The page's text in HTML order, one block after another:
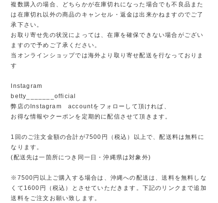
複数購入の場合、どちらかが在庫切れになった場合でも不良品また
は在庫切れ以外の商品のキャンセル・返金は出来かねますのでご了
承下さい。
お取り寄せ先の状況によっては、在庫を確保できない場合がござい
ますので予めご了承ください。
当オンラインショップでは海外より取り寄せ配送を行なっておりま
す
Instagram
betty_______official
弊店のInstagram accountをフォローして頂ければ、
お得な情報やクーポンを定期的に配信させて頂きます。
1回のご注文金額の合計が7500円（税込）以上で、配送料は無料に
なります。
(配送先は一箇所につき同一日・沖縄県は対象外)
※7500円以上ご購入する場合は、沖縄への配送は、送料を無料しな
くて1600円（税込）とさせていただきます。下記のリンクまで追加
送料をご注文お願い致します。